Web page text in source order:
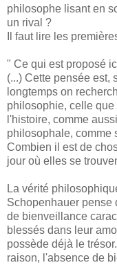
philosophe lisant en
un rival ?
Il faut lire les
" Ce qui est proposé
(...) Cette pensée est,
longtemps on
philosophie, celle
l'histoire, comme
philosophale, comme
Combien il est de
jour où elles se
La vérité
Schopenhauer pense
de bienveillance
blessés dans leur
possède déjà le
raison, l'absence de